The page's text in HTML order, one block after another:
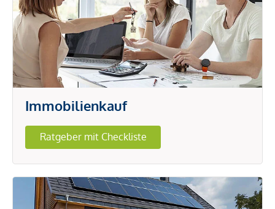
Immobilienkauf
Ratgeber mit Checkliste